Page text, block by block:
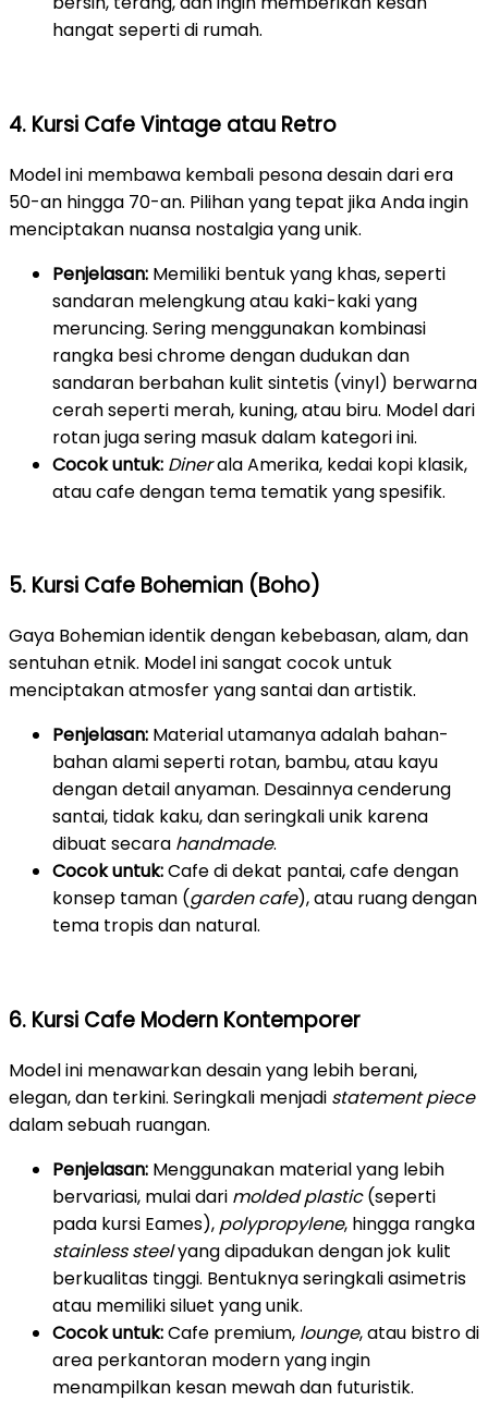
hangat seperti di rumah.
4. Kursi Cafe Vintage atau Retro
Model ini membawa kembali pesona desain dari era
50-an hingga 70-an. Pilihan yang tepat jika Anda ingin
menciptakan nuansa nostalgia yang unik.
Penjelasan: Memiliki bentuk yang khas, seperti
sandaran melengkung atau kaki-kaki yang
meruncing. Sering menggunakan kombinasi
rangka besi chrome dengan dudukan dan
sandaran berbahan kulit sintetis (vinyl) berwarna
cerah seperti merah, kuning, atau biru. Model dari
rotan juga sering masuk dalam kategori ini.
Cocok untuk: Dinerala Amerika, kedai kopi klasik,
atau cafe dengan tema tematik yang spesifik.
5. Kursi Cafe Bohemian (Boho)
Gaya Bohemian identik dengan kebebasan, alam, dan
sentuhan etnik. Model ini sangat cocok untuk
menciptakan atmosfer yang santai dan artistik.
Penjelasan: Material utamanya adalah bahan-
bahan alami seperti rotan, bambu, atau kayu
dengan detail anyaman. Desainnya cenderung
santai, tidak kaku, dan seringkali unik karena
dibuat secara handmade.
Cocok untuk:Cafe di dekat pantai, cafe dengan
konsep taman (garden cafe), atau ruang dengan
tema tropis dan natural.
6. Kursi Cafe Modern Kontemporer
Model ini menawarkan desain yang lebih berani,
elegan, dan terkini. Seringkali menjadi statement piece
dalam sebuah ruangan.
Penjelasan: Menggunakan material yang lebih
bervariasi, mulai dari molded plastic(seperti
pada kursi Eames), polypropylene, hingga rangka
stainless steelyang dipadukan dengan jok kulit
berkualitas tinggi. Bentuknya seringkali asimetris
atau memiliki siluet yang unik.
Cocok untuk:Cafe premium, lounge, atau bistro di
area perkantoran modern yang ingin
menampilkan kesan mewah dan futuristik.